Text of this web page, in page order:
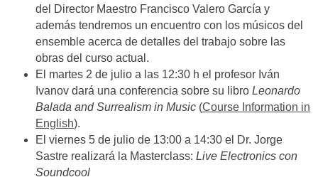
del Director Maestro Francisco Valero García y
además tendremos un encuentro con los músicos del
ensemble acerca de detalles del trabajo sobre las
obras del curso actual.
El martes 2 de julio a las 12:30 h el profesor Iván
Ivanov dará una conferencia sobre su libro Leonardo
Balada and Surrealism in Music (Course Information in
English).
El viernes 5 de julio de 13:00 a 14:30 el Dr. Jorge
Sastre realizará la Masterclass: Live Electronics con
Soundcool